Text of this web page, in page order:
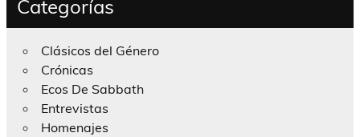
Categorías
Clásicos del Género
Crónicas
Ecos De Sabbath
Entrevistas
Homenajes